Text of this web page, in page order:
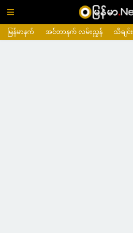
မြန်မာနက် အင်တာနက် လမ်းညွှန် သီချင်း